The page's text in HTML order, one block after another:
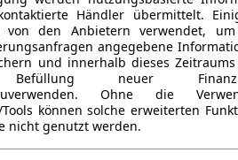
Händler übermittelt.
von den Anbietern verwendet,
angegebene
und innerhalb dieses
neuer
Ohne die
Tools können solche erweiterten
nicht genutzt werden.